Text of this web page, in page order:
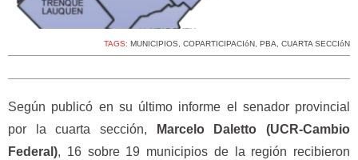
TAGS: MUNICIPIOS, COPARTICIPACIóN, PBA, CUARTA SECCIóN
Según publicó en su último informe el senador provincial
por la cuarta sección,
Marcelo Daletto (UCR-Cambio
Federal), 16 sobre 19 municipios de la región recibieron